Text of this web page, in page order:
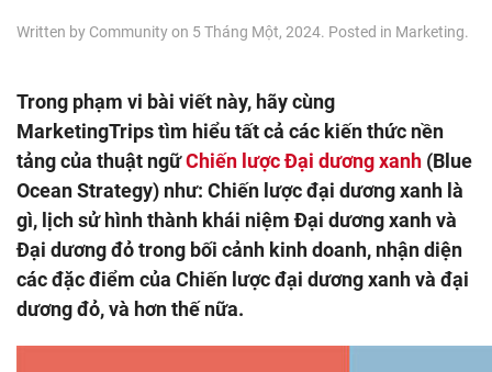
Written by Communityon 5 Tháng Một, 2024. Posted in Marketing.
Trong phạm vi bài viết này, hãy cùng
MarketingTrips tìm hiểu tất cả các kiến thức nền
tảng của thuật ngữChiến lược Đại dương xanh (Blue
Ocean Strategy) như: Chiến lược đại dương xanh là
gì, lịch sử hình thành khái niệm Đại dương xanh và
Đại dương đỏ trong bối cảnh kinh doanh, nhận diện
các đặc điểm của Chiến lược đại dương xanh và đại
dương đỏ, và hơn thế nữa.